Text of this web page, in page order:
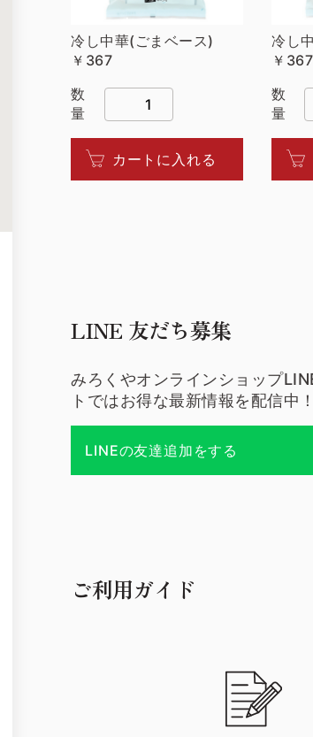
冷し中華(ごまベース)
￥367
数
量
カートに入れる
冷し
￥367
数
量
LINE 友だち募集
みろくやオンラインショップ
トではお得な最新情報を配信中！
LINEの友達追加をする
ご利用ガイド